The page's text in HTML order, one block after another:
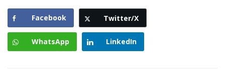
Facebook Twitter/X
WhatsApp LinkedIn